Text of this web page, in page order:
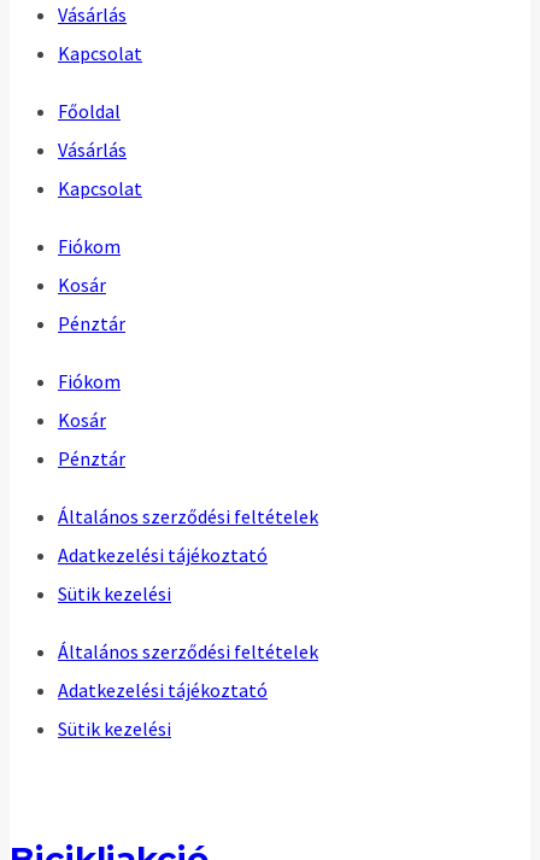
Vásárlás
Kapcsolat
Főoldal
Vásárlás
Kapcsolat
Fiókom
Kosár
Pénztár
Fiókom
Kosár
Pénztár
Általános szerződési feltételek
Adatkezelési tájékoztató
Sütik kezelési
Általános szerződési feltételek
Adatkezelési tájékoztató
Sütik kezelési